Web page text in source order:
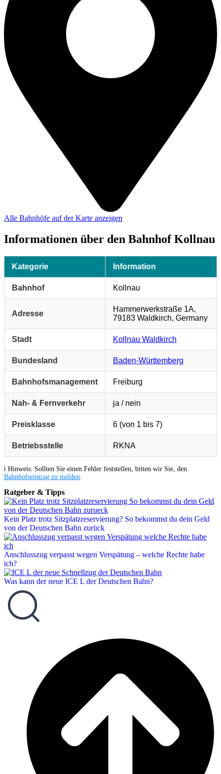
Alle Bahnhöfe auf der Karte anzeigen
Informationen über den Bahnhof Kollnau
Kategorie Information
Bahnhof Kollnau
Adresse
Hammerwerkstraße 1A,
79183 Waldkirch, Germany
Stadt Kollnau Waldkirch
Bundesland Baden-Württemberg
Bahnhofsmanagement Freiburg
Nah- & Fernverkehr ja / nein
Preisklasse 6 (von 1 bis 7)
Betriebsstelle RKNA
ℹ️ Hinweis: Sollten Sie einen Fehler feststellen, bitten wir Sie, den
Bahnhofseintrag zu melden
Ratgeber & Tipps
Kein Platz trotz Sitzplatzreservierung? So bekommst du dein Geld
von der Deutschen Bahn zurück
Anschlusszug verpasst wegen Verspätung – welche Rechte habe
ich?
Was kann der neue ICE L der Deutschen Bahn?